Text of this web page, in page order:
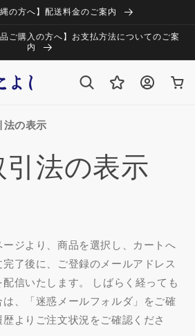
縄の方へ】配送料金のご案内
ご購入の方へ】お支払方法についてのご案
内
グ
イ
カ
ー
法の表示
法の表示
ジより、商品を選択し、カートへ
了後に、ご登録のメールアドレス
信いたします。 しばらく経っても
、「迷惑メールフォルダ」をご確
よりご注文状況をご確認くださ